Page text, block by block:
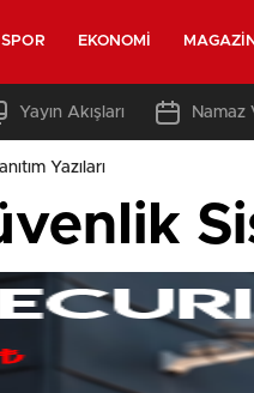
SPOR EKONOMI MAGAZIN
Yayın Akışları Namaz
Yazıları